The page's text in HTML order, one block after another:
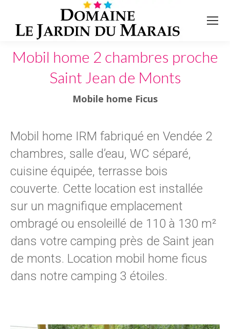
Mobil home 2 chambres proche
Saint Jean de Monts
Mobile home Ficus
Mobil home IRM fabriqué en Vendée 2
chambres, salle d’eau, WC séparé,
cuisine équipée, terrasse bois
couverte. Cette location est installée
sur un magnifique emplacement
ombragé ou ensoleillé de 110 à 130 m²
dans votre camping près de Saint jean
de monts. Location mobil home ficus
dans notre camping 3 étoiles.